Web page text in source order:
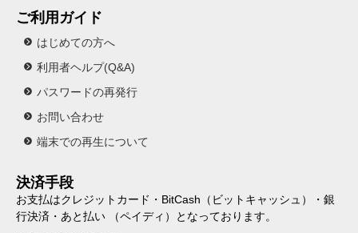
ご利用ガイド
はじめての方へ
利用者ヘルプ(Q&A)
パスワードの再発行
お問い合わせ
端末での再生について
決済手段
お支払はクレジットカード・BitCash（ビットキャッシュ）・銀
行決済・あと払い （ペイディ）となっております。